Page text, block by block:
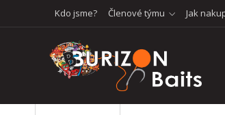
Kdo jsme? Členové týmu Jak